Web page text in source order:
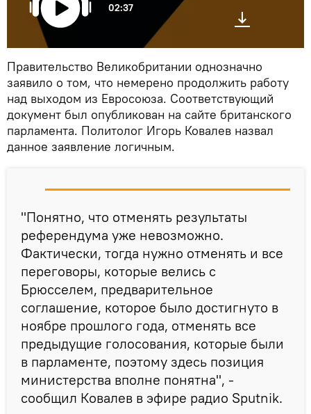
02:37
Правительство Великобритании однозначно
заявило о том, что немерено продолжить работу
над выходом из Евросоюза. Соответствующий
документ был опубликован на сайте британского
парламента. Политолог Игорь Ковалев назвал
данное заявление логичным.
"Понятно, что отменять результаты
референдума уже невозможно.
Фактически, тогда нужно отменять и все
переговоры, которые велись с
Брюсселем, предварительное
соглашение, которое было достигнуто в
ноябре прошлого года, отменять все
предыдущие голосования, которые были
в парламенте, поэтому здесь позиция
министерства вполне понятна", -
сообщил Ковалев в эфире радио Sputnik.